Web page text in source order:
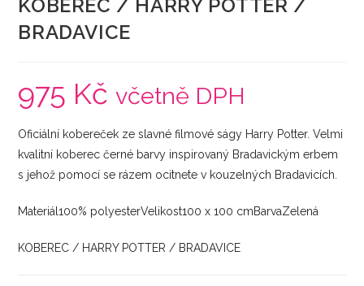
KOBEREC / HARRY POTTER /
BRADAVICE
975 Kč včetně DPH
Oficiální kobereček ze slavné filmové ságy Harry Potter. Velmi
kvalitní koberec černé barvy inspirovaný Bradavickým erbem
s jehož pomocí se rázem ocitnete v kouzelných Bradavicích.
Materiál100% polyesterVelikost100 x 100 cmBarvaZelená
KOBEREC / HARRY POTTER / BRADAVICE